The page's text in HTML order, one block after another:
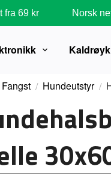
fra 69 kr Norsk
Hundeutstyr